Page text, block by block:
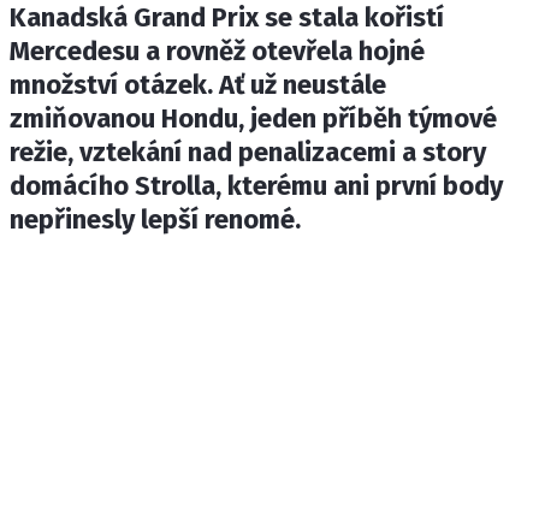
Provozovatelem serveru
INCORP MEDIA GROUP s.r.o., IČ:
Kanadská Grand Prix se stala kořistí
Mercedesu a rovněž otevřela hojné
množství otázek. Ať už neustále
zmiňovanou Hondu, jeden příběh týmové
režie, vztekání nad penalizacemi a story
domácího Strolla, kterému ani první body
nepřinesly lepší renomé.